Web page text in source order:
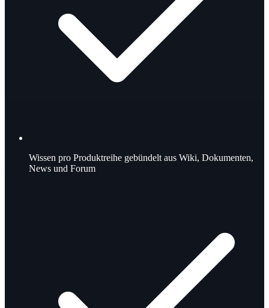
Wissen pro Produktreihe gebündelt aus Wiki, Dokumenten,
News und Forum